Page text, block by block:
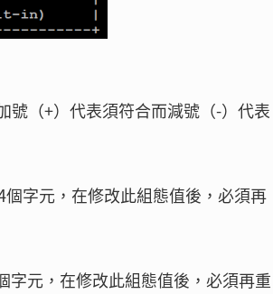
（+）代表須符合而減號（-）代表
字元，在修改此組態值後，必須再
元，在修改此組態值後，必須再重